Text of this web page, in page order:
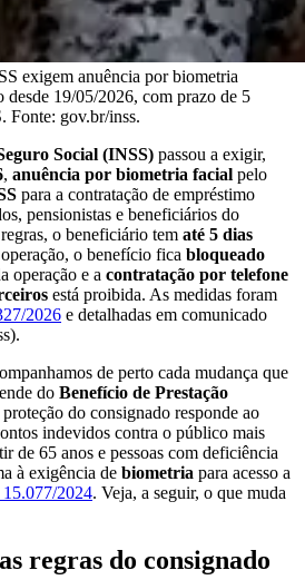
exigem anuência por biometria
desde 19/05/2026, com prazo de 5
Fonte: gov.br/inss.
Social (INSS) passou a exigir,
, anuência por biometria facial pelo
para a contratação de empréstimo
pensionistas e beneficiários do
o beneficiário tem até 5 dias
o benefício fica bloqueado
operação e a contratação por telefone
está proibida. As medidas foram
2026 e detalhadas em comunicado
de perto cada mudança que
do Benefício de Prestação
do consignado responde ao
indevidos contra o público mais
de 65 anos e pessoas com deficiência
à exigência de biometria para acesso a
2024. Veja, a seguir, o que muda
regras do consignado